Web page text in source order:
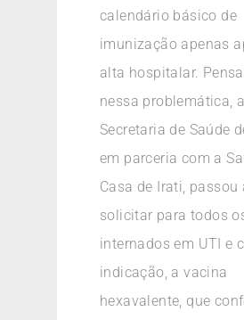
calendário básico de
imunização apenas
alta hospitalar.
nessa problemática, a
Secretaria de Saúde
em parceria com a
Casa de Irati, passou
solicitar para todos
internados em UTI e
indicação, a vacina
hexavalente, que